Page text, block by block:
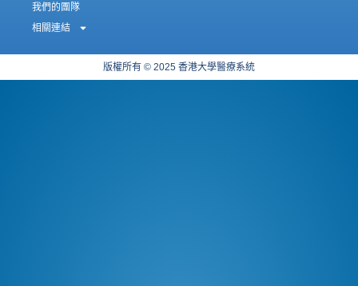
我們的團隊
相關連結
版權所有 © 2025 香港大學醫療系統